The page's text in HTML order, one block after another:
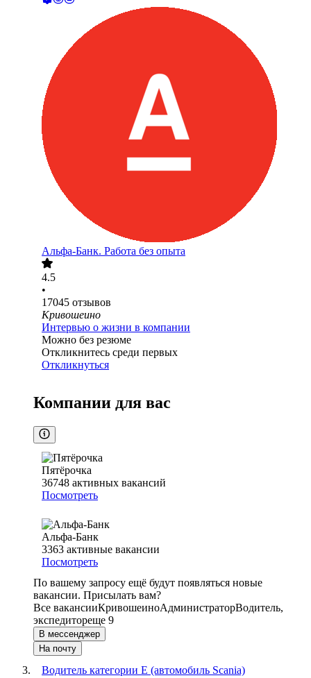
Альфа-Банк. Работа без опыта
4.5
•
17045 отзывов
Кривошеино
Интервью о жизни в компании
Можно без резюме
Откликнитесь среди первых
Откликнуться
Компании для вас
Пятёрочка
36748 активных вакансий
Посмотреть
Альфа-Банк
3363 активные вакансии
Посмотреть
По вашему запросу ещё будут появляться новые
вакансии. Присылать вам?
Все вакансииКривошеиноАдминистраторВодитель,
экспедитореще 9
В мессенджер
На почту
Водитель категории Е (автомобиль Scania)